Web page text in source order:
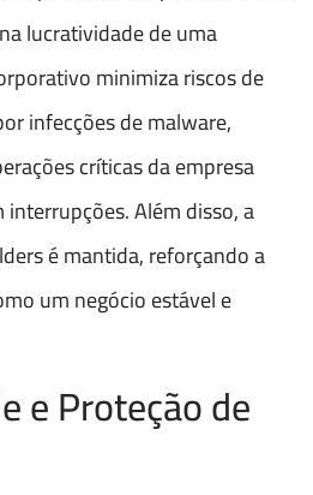
lucratividade de uma
minimiza riscos de
infecções de malware,
críticas da empresa
Além disso, a
é mantida, reforçando a
um negócio estável e
e Proteção de